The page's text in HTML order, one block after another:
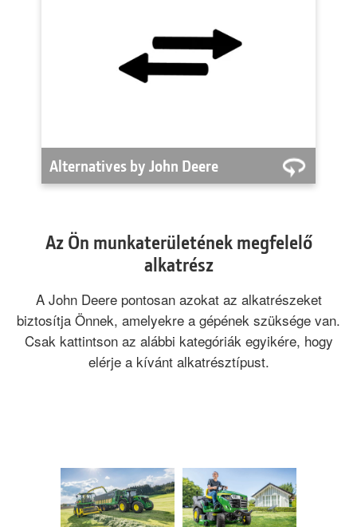
Alternatives by John Deere
elődleges berendezéseknél kevesebbet
használt gépek üzemeltetéséhez.
Spóroljon okosan.
alkatrészek megtekintése
Az Ön munkaterületének megfelelő
alkatrész
A John Deere pontosan azokat az alkatrészeket
biztosítja Önnek, amelyekre a gépének szüksége van.
Csak kattintson az alábbi kategóriák egyikére, hogy
elérje a kívánt alkatrésztípust.